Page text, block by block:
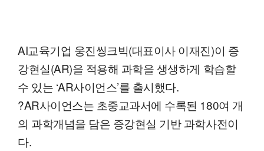
AI교육기업 웅진씽크빅(대표이사 이재진)이 증
강현실(AR)을 적용해 과학을 생생하게 학습할
수 있는 ‘AR사이언스’를 출시했다.
?AR사이언스는 초중교과서에 수록된 180여 개
의 과학개념을 담은 증강현실 기반 과학사전이
다.